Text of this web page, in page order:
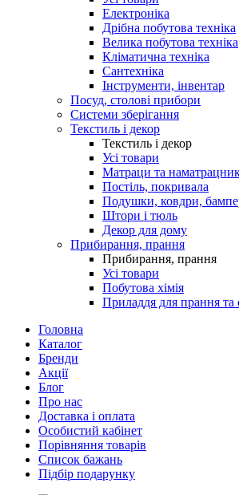
Електроніка
Дрібна побутова техніка
Велика побутова техніка
Кліматична техніка
Сантехніка
Інструменти, інвентар
Посуд, столові прибори
Системи зберігання
Текстиль і декор
Текстиль і декор
Усі товари
Матраци та
Постіль, покривала
Подушки, ковдри,
Штори і тюль
Декор для дому
Прибирання, прання
Прибирання, прання
Усі товари
Побутова хімія
Приладдя для прання та
Головна
Каталог
Бренди
Акції
Блог
Про нас
Доставка і оплата
Особистий кабінет
Порівняння товарів
Список бажань
Підбір подарунку